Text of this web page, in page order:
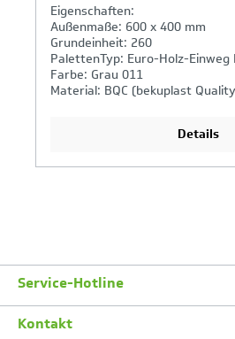
Eigenschaften:
Außenmaße: 600 x 400 mm
Grundeinheit: 260
PalettenTyp: Euro-Holz-Einweg
Farbe: Grau 011
Material: BQC (bekuplast
Details
Service-Hotline
Kontakt